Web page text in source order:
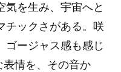
気を生み、宇宙へと
チックさがある。咲
ゴージャス感も感じ
表情を、その音か